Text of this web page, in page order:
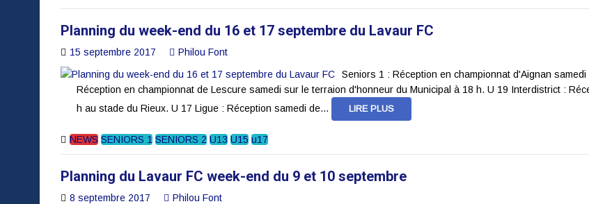
Planning du week-end du 16 et 17 septembre du Lavaur FC
15 septembre 2017
Philou Font
Seniors 1 : Réception en championnat d'Aignan
Réception en championnat de Lescure samedi sur le terraion d'honneur du Municipal à 18 h. U 19 Interdistrict :
h au stade du Rieux. U 17 Ligue : Réception samedi de...
LIRE PLUS
NEWS SENIORS 1 SENIORS 2 U13 U15 u17
Planning du Lavaur FC week-end du 9 et 10 septembre
8 septembre 2017
Philou Font